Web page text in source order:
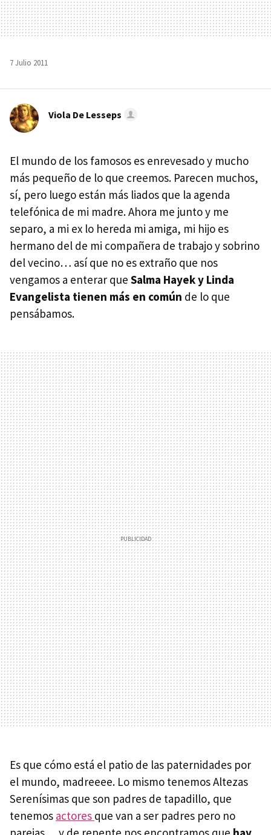
7 Julio 2011
Viola De Lesseps
El mundo de los famosos es enrevesado y mucho
más pequeño de lo que creemos. Parecen muchos,
sí, pero luego están más liados que la agenda
telefónica de mi madre. Ahora me junto y me
separo, a mi ex lo hereda mi amiga, mi hijo es
hermano del de mi compañera de trabajo y sobrino
del vecino… así que no es extraño que nos
vengamos a enterar que Salma Hayek y Linda
Evangelista tienen más en común de lo que
pensábamos.
Es que cómo está el patio de las paternidades por
el mundo, madreeee. Lo mismo tenemos Altezas
Serenísimas que son padres de tapadillo, que
tenemos actores que van a ser padres pero no